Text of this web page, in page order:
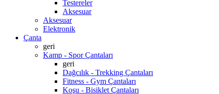
Testereler
Aksesuar
Aksesuar
Elektronik
Çanta
geri
Kamp - Spor Çantaları
geri
Dağcılık - Trekking Çantaları
Fitness - Gym Çantaları
Koşu - Bisiklet Çantaları